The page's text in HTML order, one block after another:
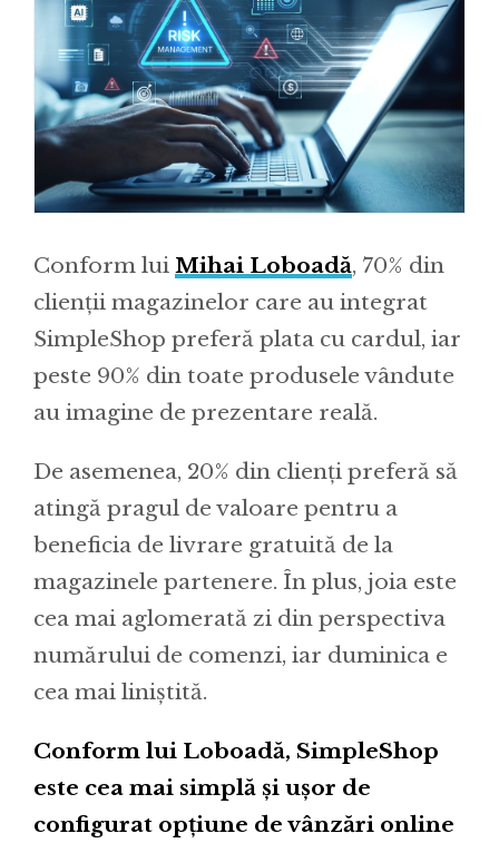
Conform lui Mihai Loboadă, 70% din
clienții magazinelor care au integrat
SimpleShop preferă plata cu cardul, iar
peste 90% din toate produsele vândute
au imagine de prezentare reală.
De asemenea, 20% din clienți preferă să
atingă pragul de valoare pentru a
beneficia de livrare gratuită de la
magazinele partenere. În plus, joia este
cea mai aglomerată zi din perspectiva
numărului de comenzi, iar duminica e
cea mai liniștită.
Conform lui Loboadă, SimpleShop
este cea mai simplă și ușor de
configurat opțiune de vânzări online